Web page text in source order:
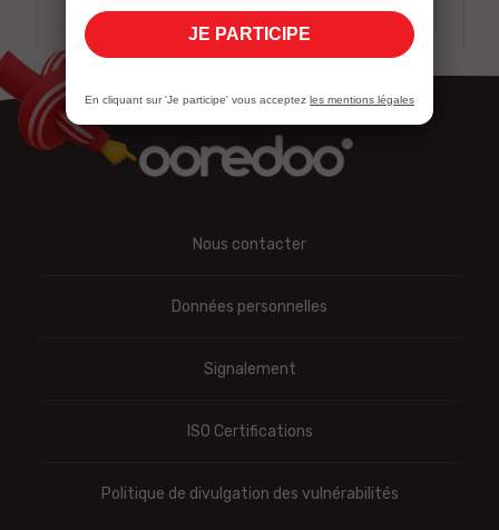
Nous contacter
Données personnelles
Signalement
ISO Certifications
Politique de divulgation des vulnérabilités
JE PARTICIPE
En cliquant sur 'Je participe' vous acceptez les mentions légales